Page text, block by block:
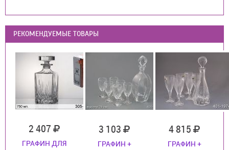
РЕКОМЕНДУЕМЫЕ ТОВАРЫ
2 407
ГРАФИН ДЛЯ
3 103
ГРАФИН +
4 815
ГРАФИН +